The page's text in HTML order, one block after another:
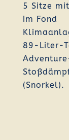
5 Sitze
im Fond
89-Liter-
(Snorkel).